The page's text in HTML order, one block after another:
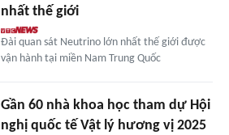
nhất thế giới
Đài quan sát Neutrino lớn nhất thế giới được
vận hành tại miền Nam Trung Quốc
Gần 60 nhà khoa học tham dự Hội
nghị quốc tế Vật lý hương vị 2025